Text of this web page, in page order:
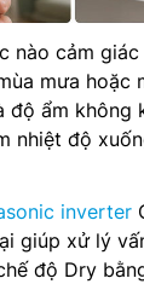
nào cảm
mưa hoặc
độ ẩm không
nhiệt độ
inverter
giúp xử lý
độ Dry